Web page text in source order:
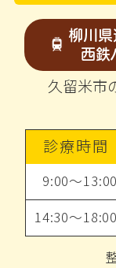
柳川
西鉄
久留米市
診療時間
9:00～13:00
14:30～18:00